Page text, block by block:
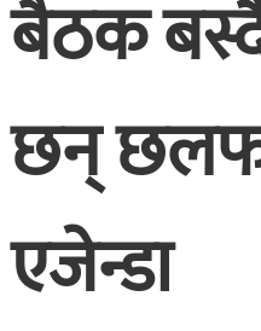
बैठक
छन्
एजेन्डा